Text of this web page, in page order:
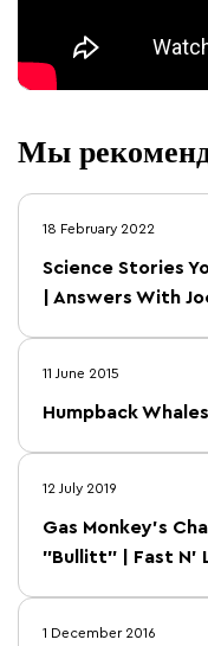
Мы
18 February 2022
Science Stories
| Answers With
11 June 2015
Humpback
12 July 2019
Gas Monkey’s
"Bullitt" | Fast N'
1 December 2016